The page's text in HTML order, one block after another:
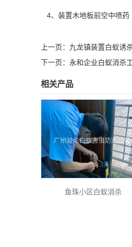
4、装置木地板前空中喷药
上一页： 九龙镇装置白蚁诱
下一页： 永和企业白蚁消杀
相关产品
鱼珠小区白蚁消杀